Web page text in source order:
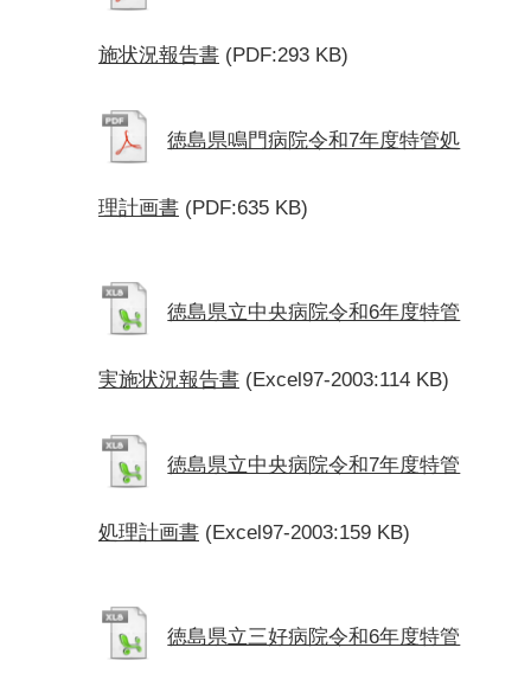
施状況報告書 (PDF:293 KB)
徳島県鳴門病院令和7年度特管処
理計画書 (PDF:635 KB)
徳島県立中央病院令和6年度特管
実施状況報告書 (Excel97-2003:114 KB)
徳島県立中央病院令和7年度特管
処理計画書 (Excel97-2003:159 KB)
徳島県立三好病院令和6年度特管